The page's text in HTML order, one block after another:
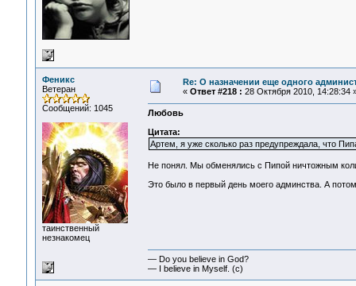
Феникс
Ветеран
Сообщений: 1045
таинственный
незнакомец
Re: О назначении еще одного
« Ответ #218 : 28 Октября 2010, 14:28:34
Любовь
Цитата:
Артем, я уже сколько раз предупреждала, что
Не понял. Мы обменялись с Пипой ничтожным
Это было в первый день моего админства. А
— Do you believe in God?
— I believe in Myself. (c)